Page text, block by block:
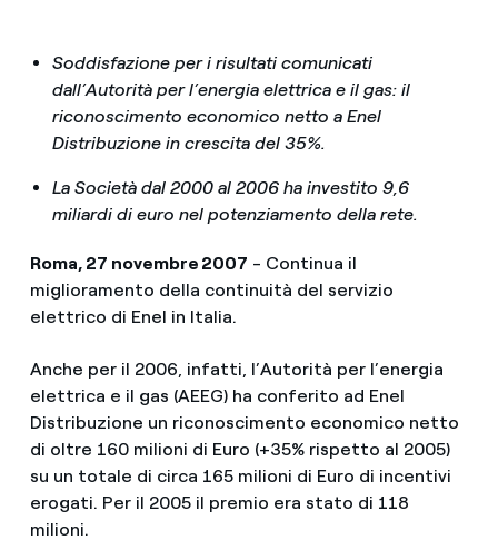
Soddisfazione per i risultati comunicati
dall’Autorità per l’energia elettrica e il gas: il
riconoscimento economico netto a Enel
Distribuzione in crescita del 35%.
La Società dal 2000 al 2006 ha investito 9,6
miliardi di euro nel potenziamento della rete.
Roma, 27 novembre 2007 - Continua il
miglioramento della continuità del servizio
elettrico di Enel in Italia.
Anche per il 2006, infatti, l’Autorità per l’energia
elettrica e il gas (AEEG) ha conferito ad Enel
Distribuzione un riconoscimento economico netto
di oltre 160 milioni di Euro (+35% rispetto al 2005)
su un totale di circa 165 milioni di Euro di incentivi
erogati. Per il 2005 il premio era stato di 118
milioni.